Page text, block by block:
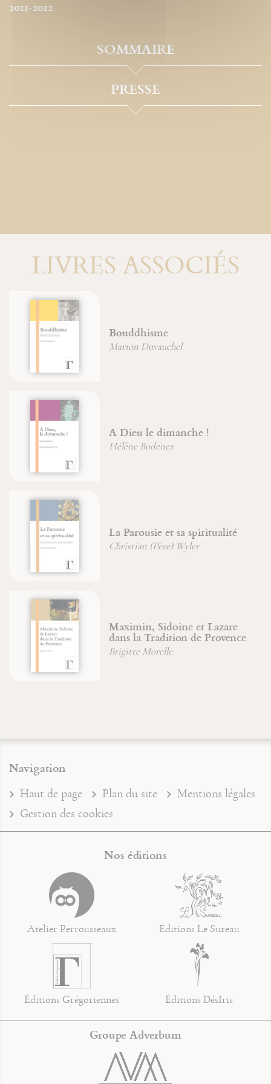
2011-2012
SOMMAIRE
PRESSE
LIVRES ASSOCIÉS
Bouddhisme
Marion Duvauchel
A Dieu le dimanche !
Hélène Bodenez
La Parousie et sa spiritualité
Christian (Père) Wyler
Maximin, Sidoine et Lazare
dans la Tradition de Provence
Brigitte Morelle
Navigation
Haut de page Plan du site
Mentions légales
Gestion des cookies
Nos éditions
Atelier Perrousseaux Éditions Le Sureau
Éditions Grégoriennes Éditions DésIris
Groupe Adverbum